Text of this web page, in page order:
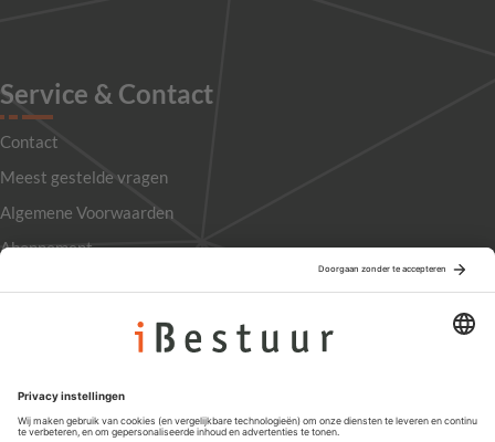
Service & Contact
Contact
Meest gestelde vragen
Algemene Voorwaarden
Abonnement
Privacyinstellingen